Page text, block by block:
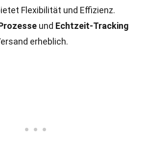
Flexibilität und Effizienz.
und Echtzeit-Tracking
erheblich.